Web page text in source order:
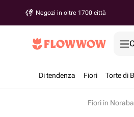
Negozi in oltre 1700 città
Di tendenza Fiori Torte di
Fiori in